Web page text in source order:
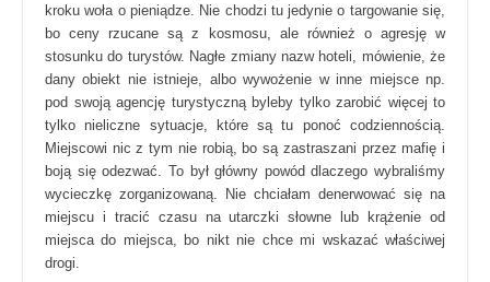
kroku woła o pieniądze. Nie chodzi tu jedynie o targowanie się,
bo ceny rzucane są z kosmosu, ale również o agresję w
stosunku do turystów. Nagłe zmiany nazw hoteli, mówienie, że
dany obiekt nie istnieje, albo wywożenie w inne miejsce np.
pod swoją agencję turystyczną byleby tylko zarobić więcej to
tylko nieliczne sytuacje, które są tu ponoć codziennością.
Miejscowi nic z tym nie robią, bo są zastraszani przez mafię i
boją się odezwać. To był główny powód dlaczego wybraliśmy
wycieczkę zorganizowaną. Nie chciałam denerwować się na
miejscu i tracić czasu na utarczki słowne lub krążenie od
miejsca do miejsca, bo nikt nie chce mi wskazać właściwej
drogi.